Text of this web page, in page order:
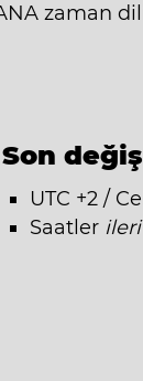
zaman
Son
UTC +2 /
Saatler ileri